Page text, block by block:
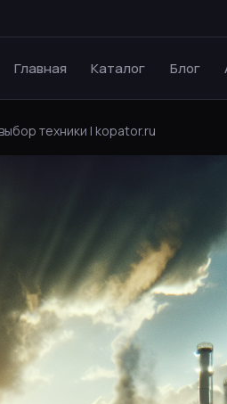
Главная Каталог Блог
техники | kopator.ru